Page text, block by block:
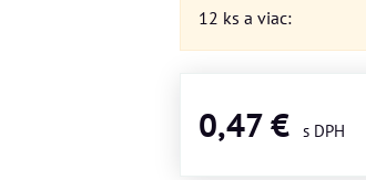
12 ks a viac:
0,47 €